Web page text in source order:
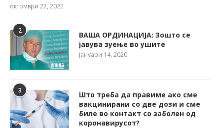
октомври 27, 2022
2
ВАША ОРДИНАЦИЈА: Зошто се
јавува зуење во ушите
јануари 14, 2020
3
Што треба да правиме ако сме
вакцинирани со две дози и сме
биле во контакт со заболен од
коронавирусот?